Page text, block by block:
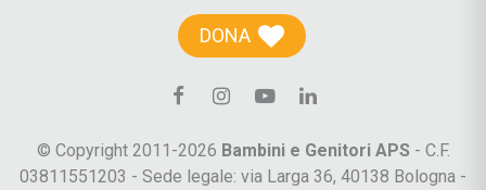
DONA
© Copyright 2011-2026 Bambini e Genitori APS - C.F.
03811551203 - Sede legale: via Larga 36, 40138 Bologna -